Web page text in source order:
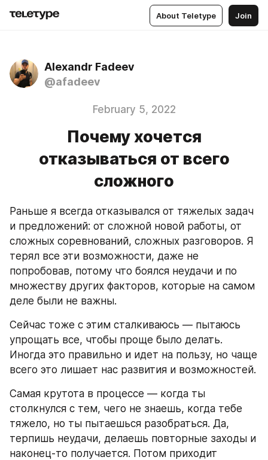
About Teletype Join
Alexandr Fadeev
@afadeev
February 5, 2022
Почему хочется
отказываться от всего
сложного
Раньше я всегда отказывался от тяжелых задач
и предложений: от сложной новой работы, от
сложных соревнований, сложных разговоров. Я
терял все эти возможности, даже не
попробовав, потому что боялся неудачи и по
множеству других факторов, которые на самом
деле были не важны.
Сейчас тоже с этим сталкиваюсь — пытаюсь
упрощать все, чтобы проще было делать.
Иногда это правильно и идет на пользу, но чаще
всего это лишает нас развития и возможностей.
Самая крутота в процессе — когда ты
столкнулся с тем, чего не знаешь, когда тебе
тяжело, но ты пытаешься разобраться. Да,
терпишь неудачи, делаешь повторные заходы и
наконец-то получается. Потом приходит